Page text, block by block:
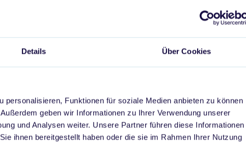
Details Über Cookies
personalisieren, Funktionen für soziale Medien anbieten zu können
geben wir Informationen zu Ihrer Verwendung unserer
und Analysen weiter. Unsere Partner führen diese Informationen
ihnen bereitgestellt haben oder die sie im Rahmen Ihrer Nutzung
Lebens
Relevanz der Technologie in der Medienbranche an. Julia
durch eine praxisnahe Session über das richtige
sowie Tipps zur Vermeidung typischer Fehlerquellen, wie
Session. Die